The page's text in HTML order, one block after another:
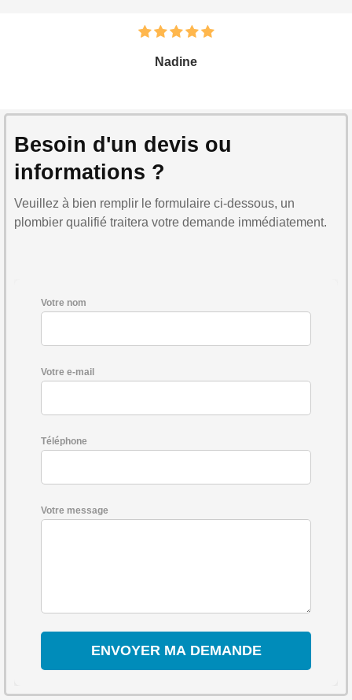
Nadine
Besoin d'un devis ou
informations ?
Veuillez à bien remplir le formulaire ci-dessous, un
plombier qualifié traitera votre demande immédiatement.
Votre nom
Votre e-mail
Téléphone
Votre message